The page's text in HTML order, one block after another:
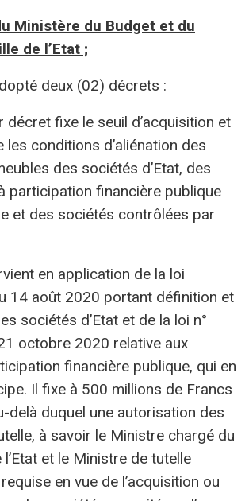
Ministère du Budget et du
de l’Etat ;
deux (02) décrets :
décret fixe le seuil d’acquisition et
les conditions d’aliénation des
des sociétés d’Etat, des
participation financière publique
et des sociétés contrôlées par
en application de la loi
14 août 2020 portant définition et
sociétés d’Etat et de la loi n°
octobre 2020 relative aux
financière publique, qui en
Il fixe à 500 millions de Francs
delà duquel une autorisation des
à savoir le Ministre chargé du
et le Ministre de tutelle
en vue de l’acquisition ou